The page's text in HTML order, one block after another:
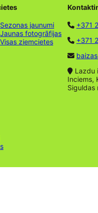
Sezonas jaunumi
Jaunas fotogrāfijas
Visas ziemcietes
+371
+371
Lazdu
Inciems,
Siguldas